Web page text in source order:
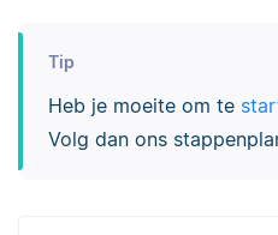
Tip
Heb je moeite om te
Volg dan ons